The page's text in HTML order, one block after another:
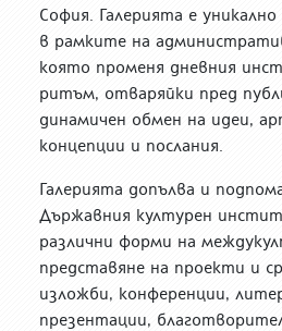
София. Галерията е
в рамките на
която променя дневния
ритъм, отваряйки пред
динамичен обмен на идеи,
концепции и послания.
Галерията допълва и
Държавния културен
различни форми на
представяне на проекти и
изложби, конференции,
презентации,